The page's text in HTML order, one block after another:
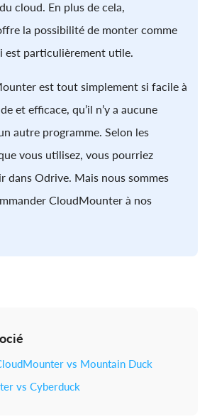
cloud. En plus de cela,
la possibilité de monter comme
est particulièrement utile.
est tout simplement si facile à
et efficace, qu’il n’y a aucune
autre programme. Selon les
vous utilisez, vous pourriez
dans Odrive. Mais nous sommes
CloudMounter à nos
vs Мountain Duck
vs Cyberduck